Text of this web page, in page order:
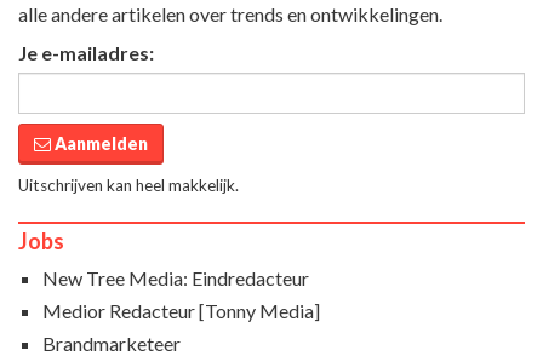
alle andere artikelen over trends en ontwikkelingen.
Je e-mailadres:
Aanmelden
Uitschrijven kan heel makkelijk.
Jobs
New Tree Media: Eindredacteur
Medior Redacteur [Tonny Media]
Brandmarketeer